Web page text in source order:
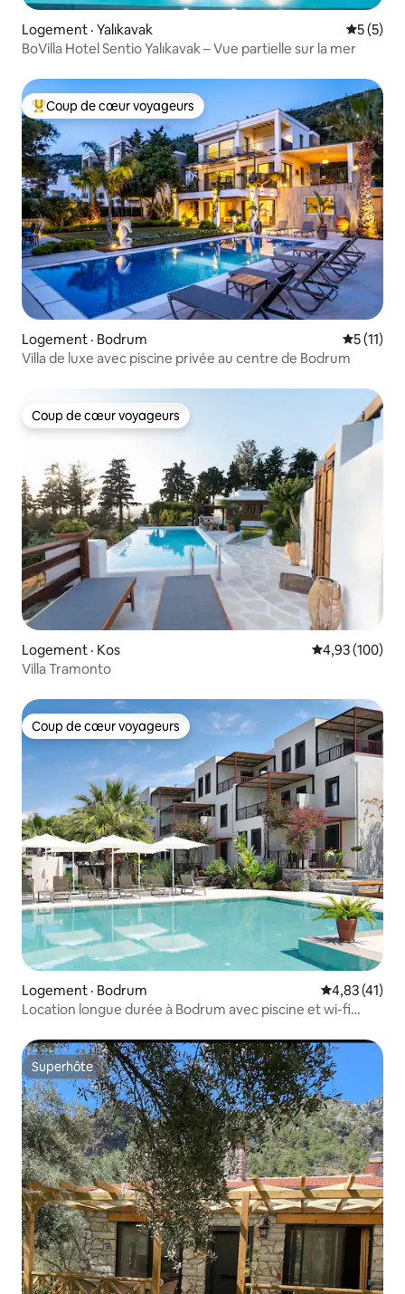
Logement · Yalıkavak Note
5 (5)
BoVilla Hotel Sentio Yalıkavak – Vue partielle sur la mer
Coup de cœur voyageurs parmi les plus aimés
Coup de cœur voyageurs
Logement · Bodrum Note
5 (11)
Villa de luxe avec piscine privée au centre de Bodrum
Coup de cœur voyageurs
Coup de cœur voyageurs
Logement · Kos Note
4,93 (100)
Villa Tramonto
Coup de cœur voyageurs
Coup de cœur voyageurs
Logement · Bodrum Note
4,83 (41)
Location longue durée à Bodrum avec piscine et wi-fi
Superhôte
Superhôte